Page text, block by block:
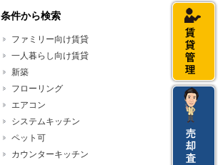
条件から検索
ファミリー向け賃貸
一人暮らし向け賃貸
新築
フローリング
エアコン
システムキッチン
ペット可
カウンターキッチン